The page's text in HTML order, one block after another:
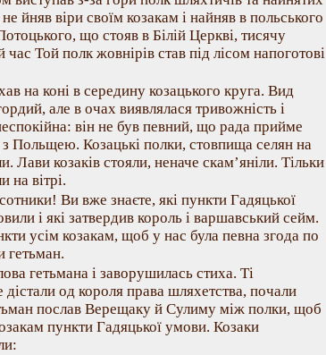
йняв віри своїм козакам і найняв в польського
що стояв в Білій Церкві, тисячу
Той полк жовнірів став під лісом напоготові
на коні в середину козацького круга. Вид
але в очах виявлялася тривожність і
він не був певний, що рада прийме
Польщею. Козацькі полки, стовпища селян на
Лави козаків стояли, неначе скам’яніли. Тільки
на вітрі.
Ви вже знаєте, які пункти Гадяцької
і які затвердив король і варшавський сейм.
усім козакам, щоб у нас була певна згода по
гетьман.
гетьмана і заворушилась стиха. Ті
од короля права шляхетства, почали
послав Верещаку й Сулиму між полки, щоб
пункти Гадяцької умови. Козаки